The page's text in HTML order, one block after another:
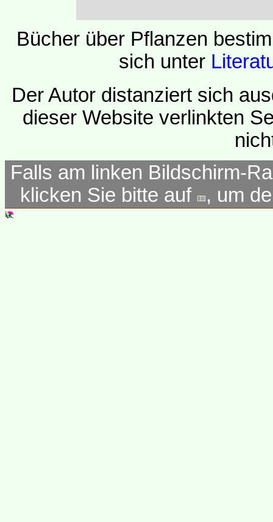
Bücher über Pflanzen
sich unter
Der Autor distanziert sich
dieser Website verlinkten
Falls am linken Bildschirm-
klicken Sie bitte auf
, um